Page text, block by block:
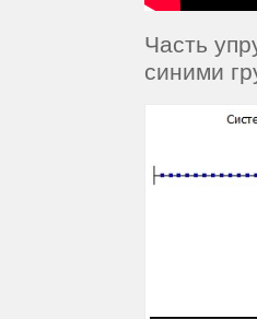
Часть
синими